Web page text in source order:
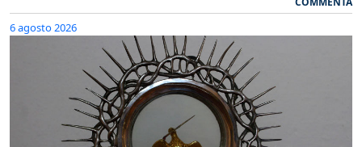
6 agosto 2026